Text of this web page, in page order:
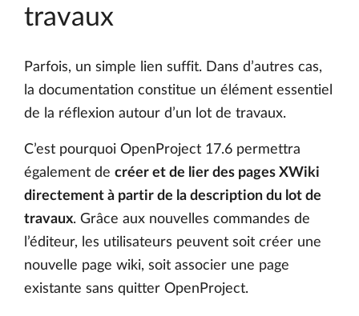
travaux
Parfois, un simple lien suffit. Dans d’autres cas,
la documentation constitue un élément essentiel
de la réflexion autour d’un lot de travaux.
C’est pourquoi OpenProject 17.6 permettra
également de créer et de lier des pages XWiki
directement à partir de la description du lot de
travaux. Grâce aux nouvelles commandes de
l’éditeur, les utilisateurs peuvent soit créer une
nouvelle page wiki, soit associer une page
existante sans quitter OpenProject.